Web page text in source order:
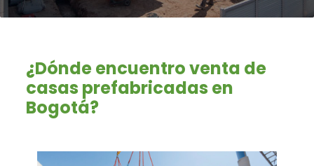
¿Dónde encuentro venta de
casas prefabricadas en
Bogotá?